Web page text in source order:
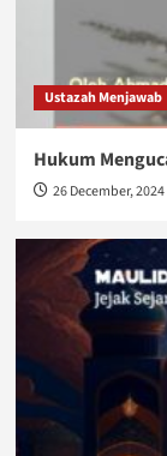
Ustazah Menjawab
Hukum
26 December, 2024